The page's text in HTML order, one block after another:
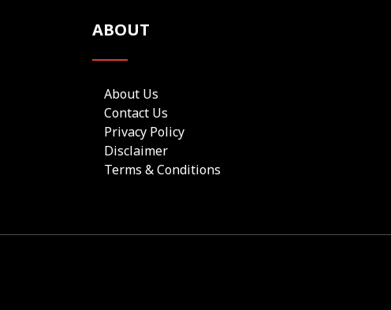
ABOUT
About Us
Contact Us
Privacy Policy
Disclaimer
Terms & Conditions